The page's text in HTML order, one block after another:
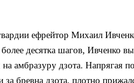
еф­рейтор Михаил
десятка шагов, Ивченко
амбразуру дзота. Напрягая
за бревна дзота, плотно